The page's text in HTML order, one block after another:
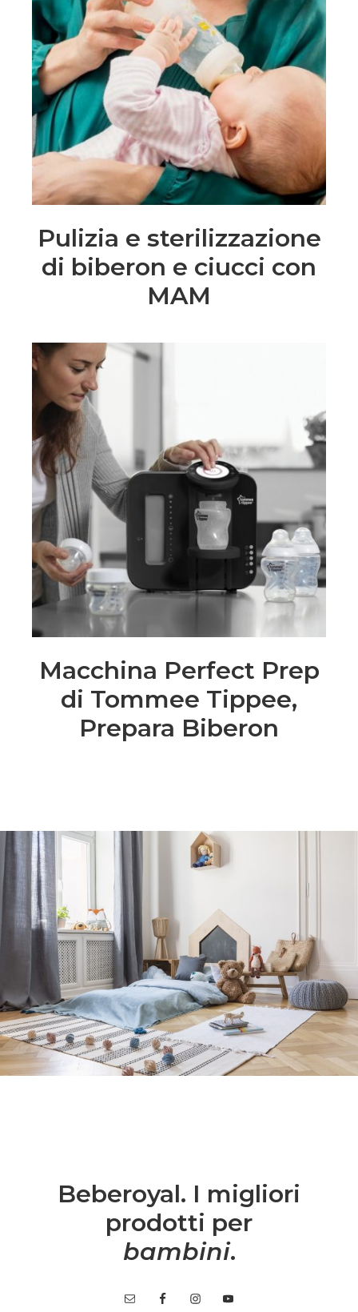
Pulizia e sterilizzazione
di biberon e ciucci con
MAM
Macchina Perfect Prep
di Tommee Tippee,
Prepara Biberon
Beberoyal. I migliori
prodotti per
bambini.